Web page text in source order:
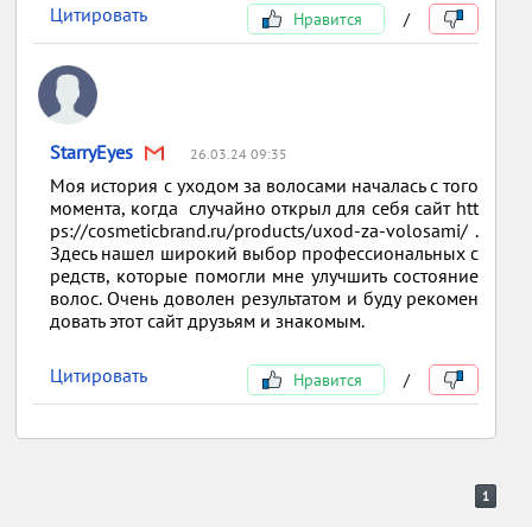
Цитировать Нравится /
StarryEyes 26.03.24 09:35
Моя история с уходом за волосами началась с того
момента, когда случайно открыл для себя сайт htt
ps://cosmeticbrand.ru/products/uxod-za-volosami/ .
Здесь нашел широкий выбор профессиональных с
редств, которые помогли мне улучшить состояние
волос. Очень доволен результатом и буду рекомен
довать этот сайт друзьям и знакомым.
Цитировать Нравится /
1